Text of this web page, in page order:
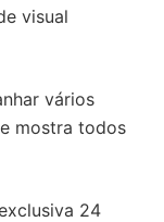
visual
vários
mostra todos
24